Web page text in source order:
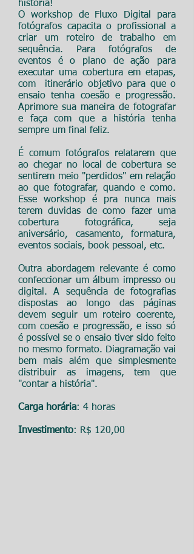
história!
O workshop de Fluxo Digital para
fotógrafos capacita o profissional a
criar um roteiro de trabalho em
sequência. Para fotógrafos de
eventos é o plano de ação para
executar uma cobertura em etapas,
com itinerário objetivo para que o
ensaio tenha coesão e progressão.
Aprimore sua maneira de fotografar
e faça com que a história tenha
sempre um final feliz.
É comum fotógrafos relatarem que
ao chegar no local de cobertura se
sentirem meio "perdidos" em relação
ao que fotografar, quando e como.
Esse workshop é pra nunca mais
terem duvidas de como fazer uma
cobertura fotográfica, seja
aniversário, casamento, formatura,
eventos sociais, book pessoal, etc.
Outra abordagem relevante é como
confeccionar um álbum impresso ou
digital. A sequência de fotografias
dispostas ao longo das páginas
devem seguir um roteiro coerente,
com coesão e progressão, e isso só
é possível se o ensaio tiver sido feito
no mesmo formato. Diagramação vai
bem mais além que simplesmente
distribuir as imagens, tem que
"contar a história".
Carga horária: 4 horas
Investimento: R$ 120,00